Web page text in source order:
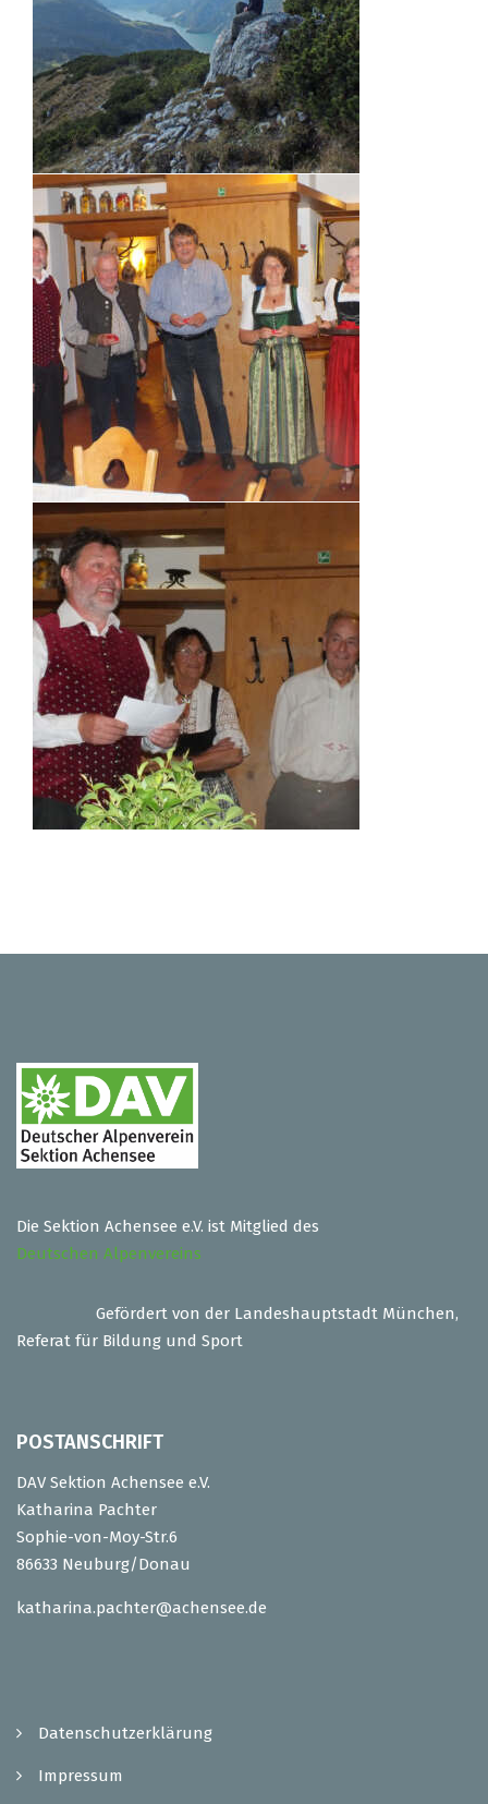
Die Sektion Achensee e.V. ist Mitglied des
Deutschen Alpenvereins
Gefördert von der Landeshauptstadt München,
Referat für Bildung und Sport
POSTANSCHRIFT
DAV Sektion Achensee e.V.
Katharina Pachter
Sophie-von-Moy-Str.6
86633 Neuburg/Donau
katharina.pachter@achensee.de
Datenschutzerklärung
Impressum